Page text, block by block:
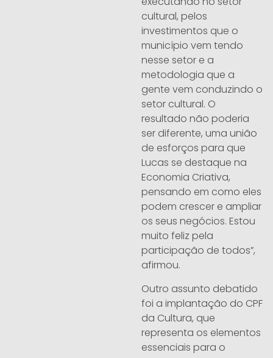
cultural, pelos
investimentos que o
município vem tendo
nesse setor e a
metodologia que a
gente vem conduzindo o
setor cultural. O
resultado não poderia
ser diferente, uma união
de esforços para que
Lucas se destaque na
Economia Criativa,
pensando em como eles
podem crescer e ampliar
os seus negócios. Estou
muito feliz pela
participação de todos”,
afirmou.
Outro assunto debatido
foi a implantação do CPF
da Cultura, que
representa os elementos
essenciais para o